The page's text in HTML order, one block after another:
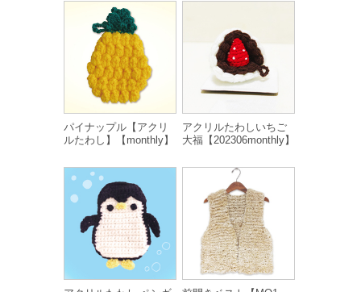
パイナップル【アクリ
ルたわし】【monthly】
アクリルたわしいちご
大福【202306monthly】